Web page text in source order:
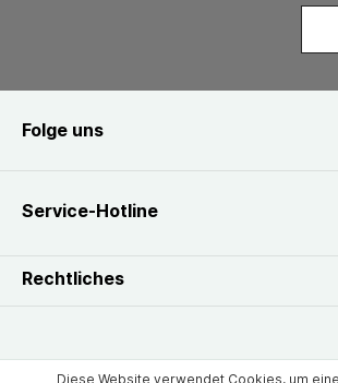
Service-Hotline
Folge uns
Rechtliches
Diese Website verwendet Cookies, um